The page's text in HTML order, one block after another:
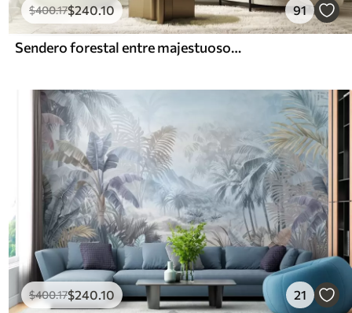
$400.17$240.10 91
Sendero forestal entre majestuosos árboles en estilo acuarela
$400.17$240.10 21